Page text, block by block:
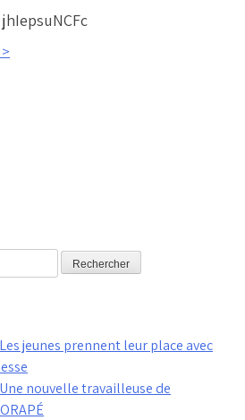
jhIepsuNCFc
jeunes prennent leur place avec
nouvelle travailleuse de